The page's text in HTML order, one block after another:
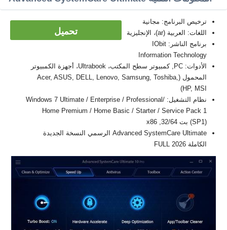
تحميل
ترخيص البرنامج: مجانية
اللغات: العربية (ar)، الإنجليزية
برنامج الناشر: IObit
Information Technology
الأدوات: PC, كمبيوتر سطح المكتب، Ultrabook، أجهزة الكمبيوتر
المحمول (Acer, ASUS, DELL, Lenovo, Samsung, Toshiba,
HP, MSI)
نظام التشغيل: Windows 7 Ultimate / Enterprise / Professional/
Home Premium / Home Basic / Starter / Service Pack 1
(SP1) بت 32/64, x86
Advanced SystemCare Ultimate الرسمي النسخة الجديدة
الكاملة FULL 2026